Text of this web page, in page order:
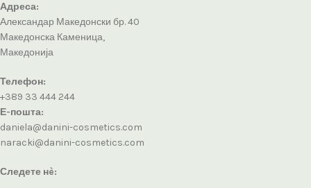
Адреса:
Александар Македонски бр. 40
Македонска Каменица,
Македонија
Телефон:
+389 33 444 244
Е-пошта:
daniela@danini-cosmetics.com
naracki@danini-cosmetics.com
Следете нè: